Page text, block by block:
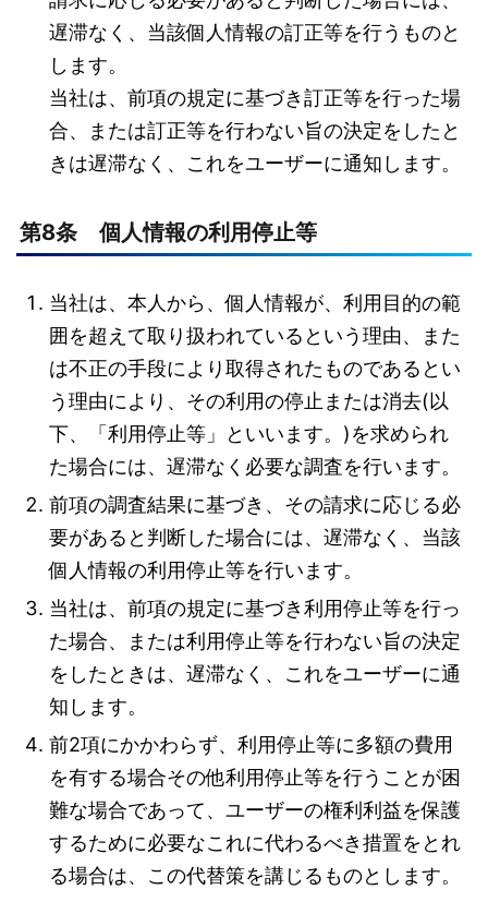
遅滞なく、当該個人情報の訂正等を行うものと
します。
当社は、前項の規定に基づき訂正等を行った場
合、または訂正等を行わない旨の決定をしたと
きは遅滞なく、これをユーザーに通知します。
第8条 個人情報の利用停止等
当社は、本人から、個人情報が、利用目的の範
囲を超えて取り扱われているという理由、また
は不正の手段により取得されたものであるとい
う理由により、その利用の停止または消去(以
下、「利用停止等」といいます。)を求められ
た場合には、遅滞なく必要な調査を行います。
前項の調査結果に基づき、その請求に応じる必
要があると判断した場合には、遅滞なく、当該
個人情報の利用停止等を行います。
当社は、前項の規定に基づき利用停止等を行っ
た場合、または利用停止等を行わない旨の決定
をしたときは、遅滞なく、これをユーザーに通
知します。
前2項にかかわらず、利用停止等に多額の費用
を有する場合その他利用停止等を行うことが困
難な場合であって、ユーザーの権利利益を保護
するために必要なこれに代わるべき措置をとれ
る場合は、この代替策を講じるものとします。